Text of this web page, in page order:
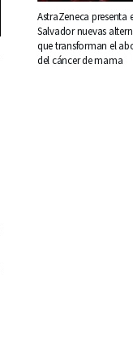
AstraZeneca presenta
Salvador nuevas
que transforman el
del cáncer de mama